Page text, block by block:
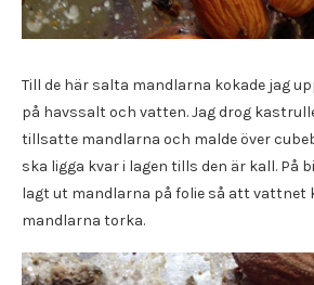
Till de här salta mandlarna kokade jag
på havssalt och vatten. Jag drog
tillsatte mandlarna och malde över
ska ligga kvar i lagen tills den är kall. På
lagt ut mandlarna på folie så att vattnet
mandlarna torka.